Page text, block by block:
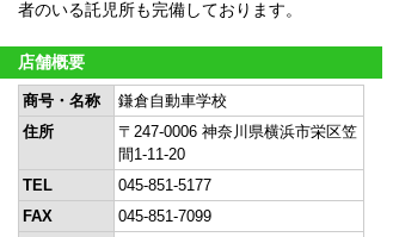
者のいる託児所も完備しております。
店舗概要
商号・名称
鎌倉自動車学校
住所
〒247-0006 神奈川県横浜市栄区笠
間1-11-20
TEL
045-851-5177
FAX
045-851-7099